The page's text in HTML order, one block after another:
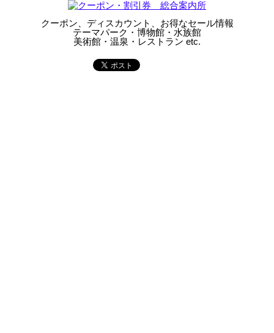
クーポン、ディスカウント、お得なセール情報
テーマパーク・博物館・水族館
美術館・温泉・レストラン etc.